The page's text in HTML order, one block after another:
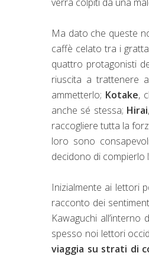
Ma dato che queste
caffè celato tra i
quattro protagonisti
riuscita a trattenere
ammetterlo; Kotake,
anche sé stessa; Hirai
raccogliere tutta la
loro sono
decidono di compierlo
Inizialmente ai lettori
racconto dei
Kawaguchi
spesso noi lettori
viaggia su strati di